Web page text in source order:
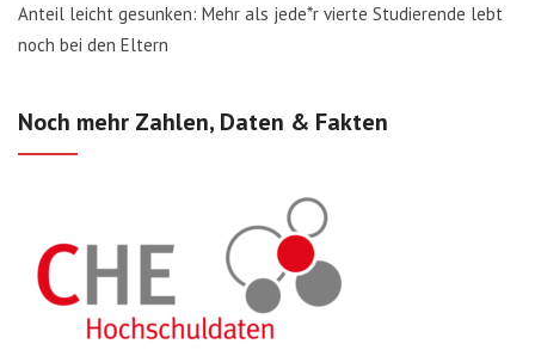
Anteil leicht gesunken: Mehr als jede*r vierte Studierende lebt
noch bei den Eltern
Noch mehr Zahlen, Daten & Fakten